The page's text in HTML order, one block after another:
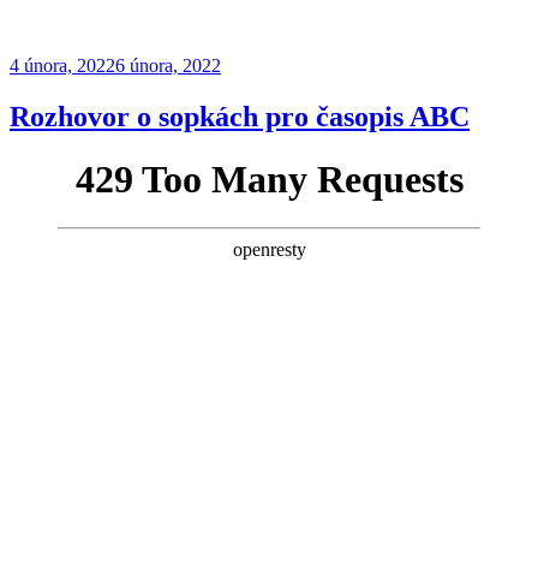
Publikováno
4 února, 20226 února, 2022
Rozhovor o sopkách pro časopis ABC